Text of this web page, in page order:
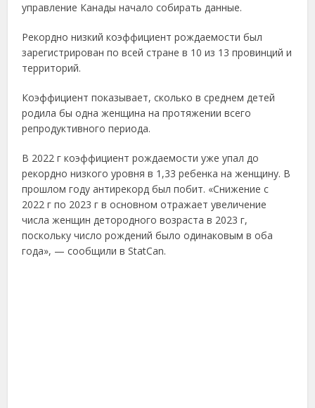
управление Канады начало собирать данные.
Рекордно низкий коэффициент рождаемости был
зарегистрирован по всей стране в 10 из 13 провинций и
территорий.
Коэффициент показывает, сколько в среднем детей
родила бы одна женщина на протяжении всего
репродуктивного периода.
В 2022 г коэффициент рождаемости уже упал до
рекордно низкого уровня в 1,33 ребенка на женщину. В
прошлом году антирекорд был побит. «Снижение с
2022 г по 2023 г в основном отражает увеличение
числа женщин детородного возраста в 2023 г,
поскольку число рождений было одинаковым в оба
года», — сообщили в StatCan.